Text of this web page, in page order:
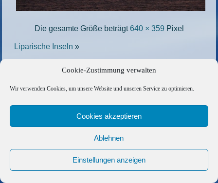
Cookie-Zustimmung verwalten
Wir verwenden Cookies, um unsere Website und unseren Service zu optimieren.
Cookies akzeptieren
Ablehnen
Einstellungen anzeigen
Die gesamte Größe beträgt640 × 359 Pixel
Liparische Inseln »
Copyright © 2026 Barfuss Segelreisen GmbH
Kontakt|Impressum|Datenschutz|Cookie-Richtlinie
AGB|Befreundete Links